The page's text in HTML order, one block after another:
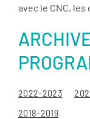
avec le CNC,
2022-2023
2018-2019